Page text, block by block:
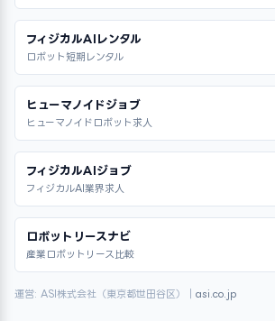
フィジカルAIレンタル
ロボット短期レンタル
ヒューマノイドジョブ
ヒューマノイドロボット求人
フィジカルAIジョブ
フィジカルAI業界求人
ロボットリースナビ
産業ロボットリース比較
運営: ASI株式会社（東京都世田谷区）｜ asi.co.jp